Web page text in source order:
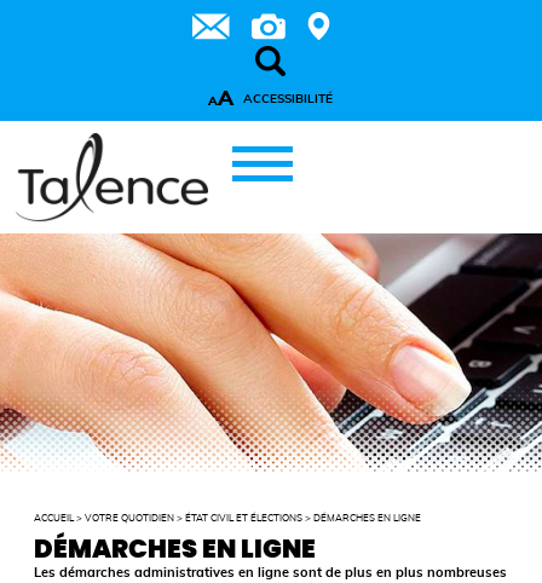
AA ACCESSIBILITÉ
ACCUEIL >VOTRE QUOTIDIEN > ÉTAT CIVIL ET ÉLECTIONS > DÉMARCHES EN LIGNE
DÉMARCHES EN LIGNE
Les démarches administratives en ligne sont de plus en plus nombreuses